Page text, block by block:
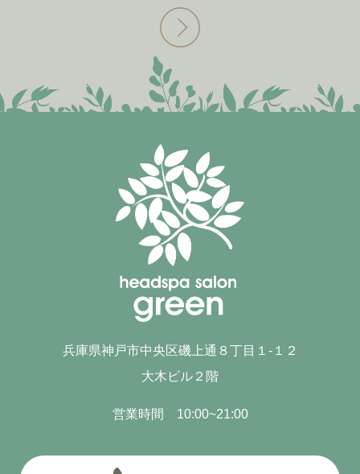
兵庫県神戸市中央区磯上通８丁目１-１２
大木ビル２階
営業時間 10:00~21:00